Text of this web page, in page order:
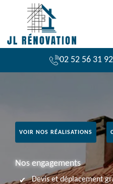
02 52 56 31 92
VOIR NOS RÉALISATIONS
Nos engagements
Devis et déplacement